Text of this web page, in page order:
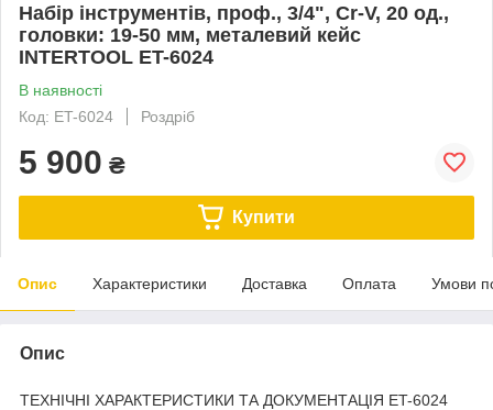
Набір інструментів, проф., 3/4", Cr-V, 20 од.,
головки: 19-50 мм, металевий кейс
INTERTOOL ET-6024
В наявності
Код: ET-6024
Роздріб
5 900 ₴
Купити
Опис Характеристики Доставка Оплата Умови
Опис
ТЕХНІЧНІ ХАРАКТЕРИСТИКИ ТА ДОКУМЕНТАЦІЯ ET-6024